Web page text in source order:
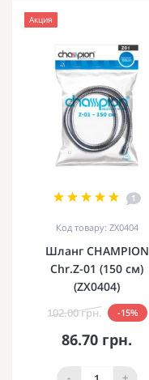
Акция
1
Код товару: ZX0404
Шланг CHAMPION
Chr.Z-01 (150 см)
(ZX0404)
102.00 грн. -15%
86.70 грн.